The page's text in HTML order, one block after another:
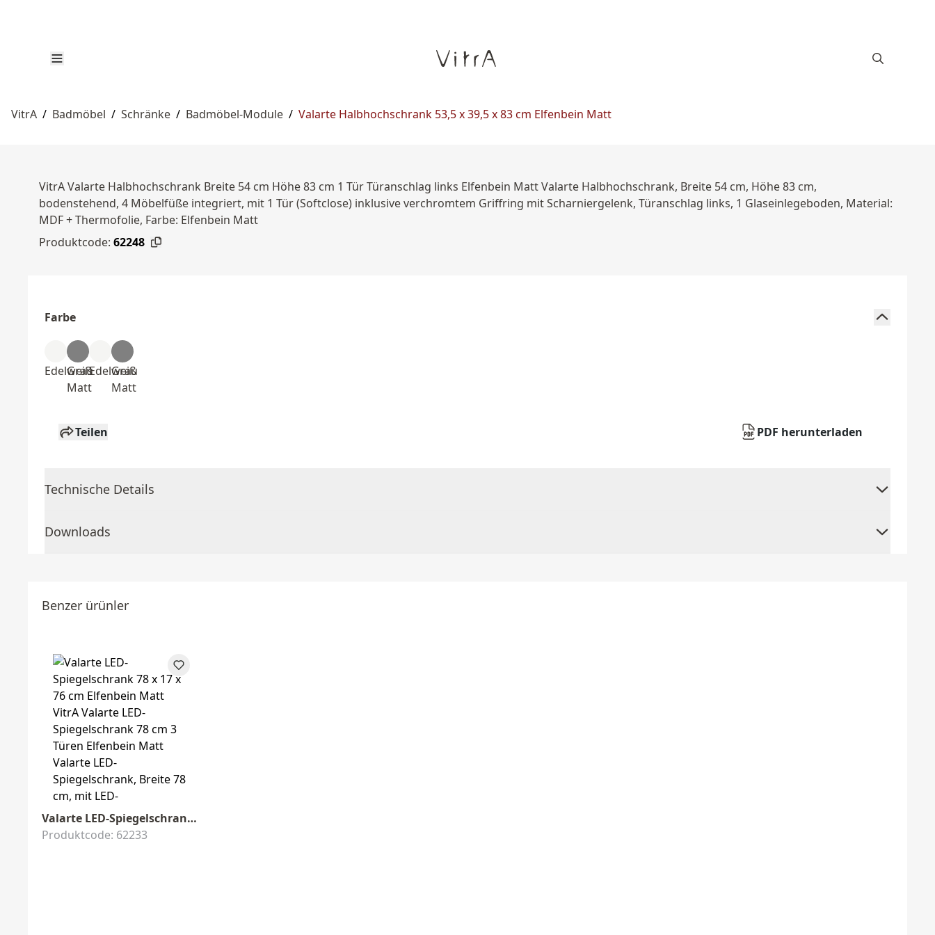
VitrA / Badmöbel / Schränke / Badmöbel-Module / Valarte Halbhochschrank 53,5 x 39,5 x 83 cm Elfenbein Matt
VitrA Valarte Halbhochschrank Breite 54 cm Höhe 83 cm 1 Tür Türanschlag links Elfenbein Matt Valarte Halbhochschrank, Breite 54 cm, Höhe 83 cm,
bodenstehend, 4 Möbelfüße integriert, mit 1 Tür (Softclose) inklusive verchromtem Griffring mit Scharniergelenk, Türanschlag links, 1 Glaseinlegeboden, Material:
MDF + Thermofolie, Farbe: Elfenbein Matt
Produktcode: 62248
Farbe
Edelweiß
Grau
Matt
Edelweiß
Grau
Matt
Teilen PDF herunterladen
Technische Details
Downloads
Benzer ürünler
Valarte LED-Spiegelschrank 78 x 17 x 76 cm Elfenbein Matt
Produktcode: 62233